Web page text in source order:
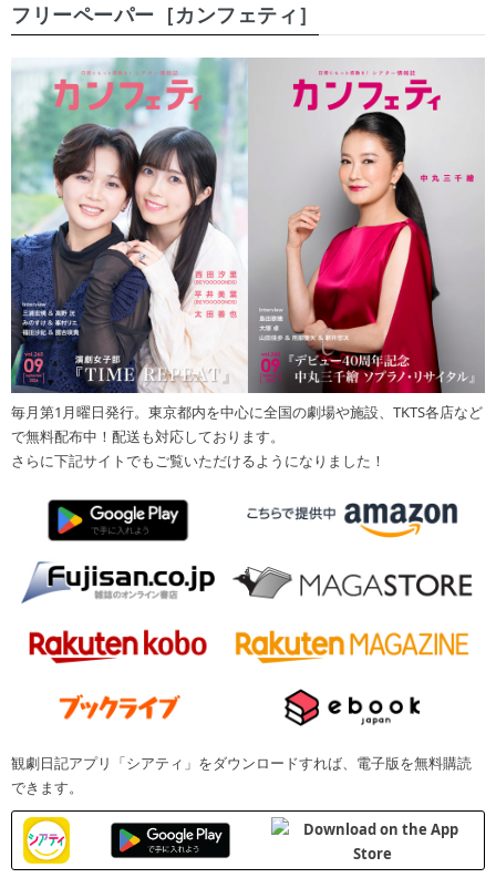
フリーペーパー［カンフェティ］
毎月第1月曜日発行。東京都内を中心に全国の劇場や施設、TKTS各店など
で無料配布中！配送も対応しております。
さらに下記サイトでもご覧いただけるようになりました！
観劇日記アプリ「シアティ」をダウンロードすれば、電子版を無料購読
できます。